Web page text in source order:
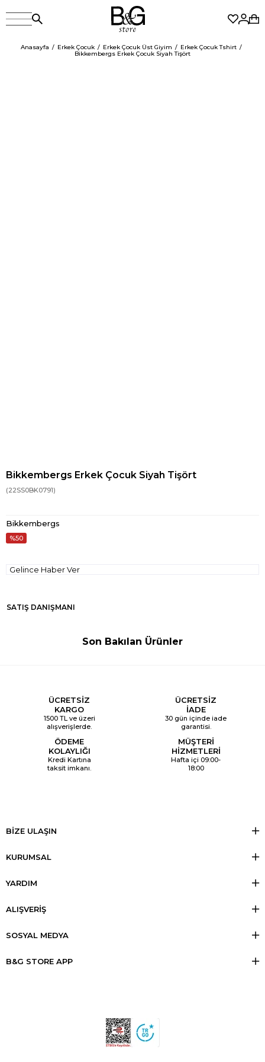
Anasayfa Erkek Çocuk Erkek Çocuk Üst Giyim
Erkek Çocuk Tshirt
Bikkembergs Erkek Çocuk Siyah Tişört
Bikkembergs Erkek Çocuk Siyah Tişört
(22SS0BK0791)
Bikkembergs
50
Gelince Haber Ver
SATIŞ DANIŞMANI
Son Bakılan Ürünler
ÜCRETSİZ
KARGO
1500 TL ve üzeri
alışverişlerde.
ÜCRETSİZ
İADE
30 gün içinde iade
garantisi.
ÖDEME
KOLAYLIĞI
Kredi Kartına
taksit imkanı.
MÜŞTERİ
HİZMETLERİ
Hafta içi 09:00-
18:00
BİZE ULAŞIN
KURUMSAL
YARDIM
ALIŞVERİŞ
SOSYAL MEDYA
B&G STORE APP